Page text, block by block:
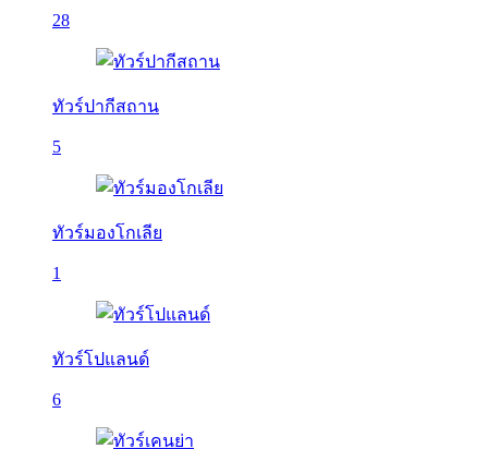
28
ทัวร์ปากีสถาน
5
ทัวร์มองโกเลีย
1
ทัวร์โปแลนด์
6